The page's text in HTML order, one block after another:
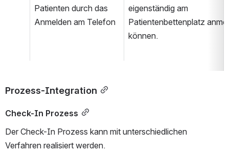
Patienten durch das
Anmelden am Telefon
eigenständig am
Patientenbettenplatz
können.
Prozess-Integration
Check-In Prozess
Der Check-In Prozess kann mit unterschiedlichen
Verfahren realisiert werden.